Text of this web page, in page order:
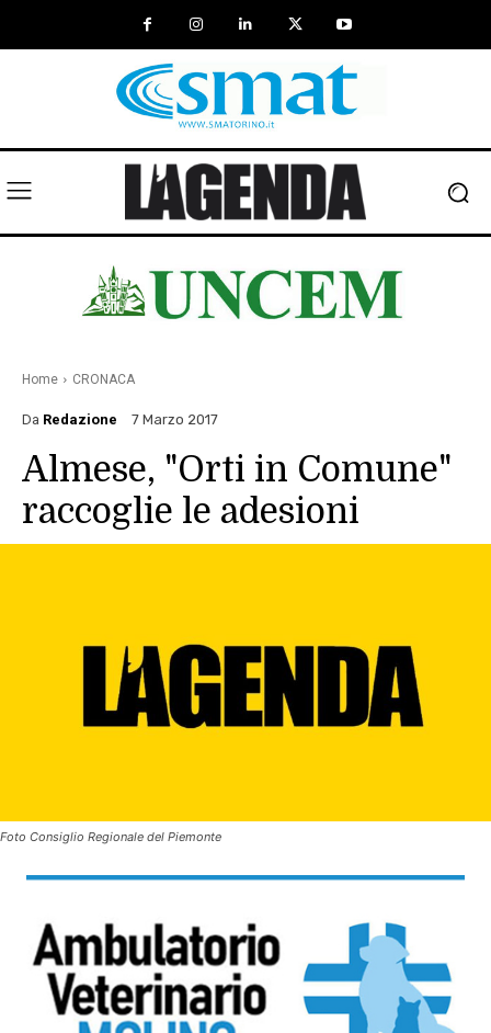
Home CRONACA
Da Redazione 7 Marzo 2017
Almese, "Orti in Comune"
raccoglie le adesioni
Foto Consiglio Regionale del Piemonte